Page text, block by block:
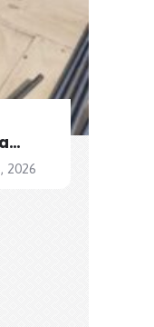
2026